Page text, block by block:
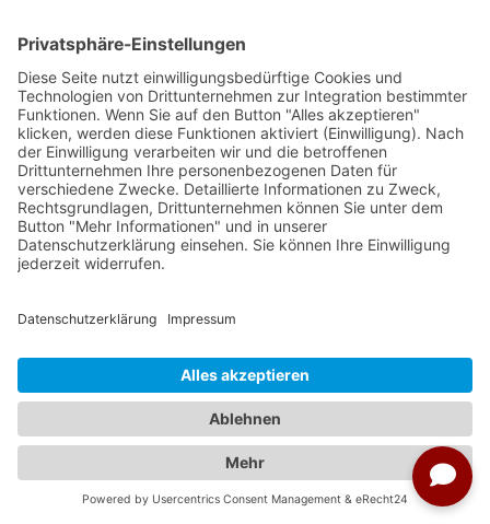
Weitere Reisen nach Peru
Kein Bild gefunden
Weitere Städte aus Peru
Lima
Trujillo
Cusco (Cuzco)
Juliaca